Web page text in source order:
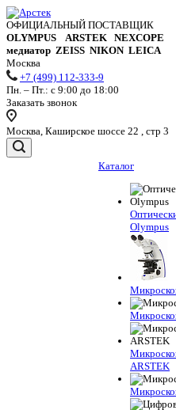
ОФИЦИАЛЬНЫЙ ПОСТАВЩИК
OLYMPUS ARSTEK NEXCOPE
медиатор ZEISS NIKON LEICA
Москва
+7 (499) 112-333-9
Пн. – Пт.: с 9:00 до 18:00
Заказать звонок
Москва, Каширское шоссе 22 , стр 3
Каталог
Olympus
ARSTEK